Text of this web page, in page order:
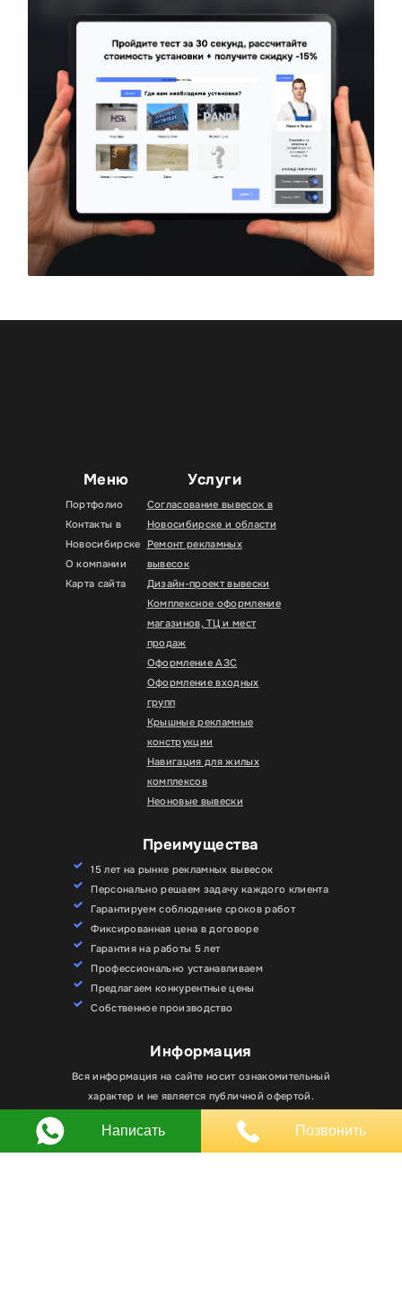
Меню
Портфолио
Контакты в
Новосибирске
О компании
Карта сайта
Услуги
Согласование вывесок в
Новосибирске и области
Ремонт рекламных
вывесок
Дизайн-проект вывески
Комплексное оформление
магазинов, ТЦ и мест
продаж
Оформление АЗС
Оформление входных
групп
Крышные рекламные
конструкции
Навигация для жилых
комплексов
Неоновые вывески
Преимущества
15 лет на рынке рекламных вывесок
Персонально решаем задачу каждого клиента
Гарантируем соблюдение сроков работ
Фиксированная цена в договоре
Гарантия на работы 5 лет
Профессионально устанавливаем
Предлагаем конкурентные цены
Собственное производство
Информация
Вся информация на сайте носит ознакомительный
характер и не является публичной офертой.
Любое использование материалов, элементов
дизайна и оформления, в том числе копирование
файлы cookie. Вы всегда можете отключить файлы
cookie в настройках браузера.
Хорошо
Написать Позвонить